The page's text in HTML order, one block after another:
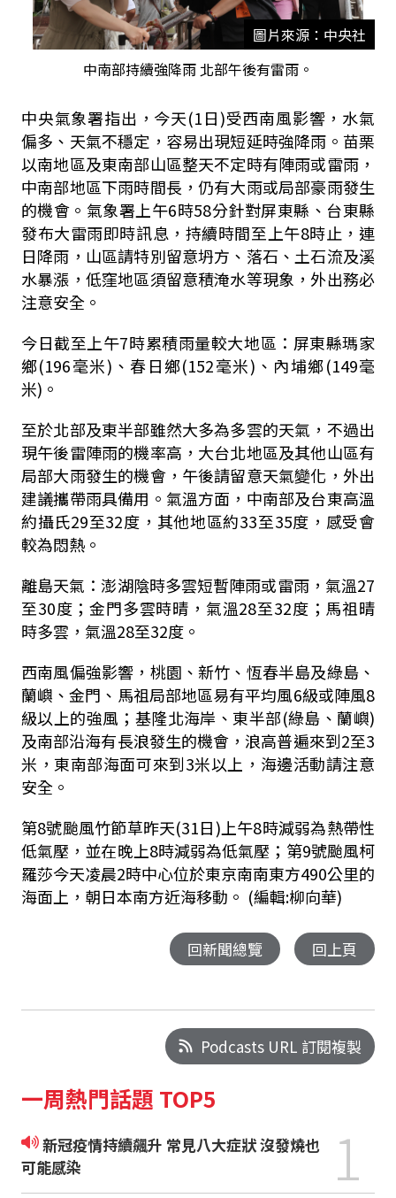
圖片來源：中央社
中南部持續強降雨 北部午後有雷雨。
中央氣象署指出，今天(1日)受西南風影響，水氣
偏多、天氣不穩定，容易出現短延時強降雨。苗栗
以南地區及東南部山區整天不定時有陣雨或雷雨，
中南部地區下雨時間長，仍有大雨或局部豪雨發生
的機會。氣象署上午6時58分針對屏東縣、台東縣
發布大雷雨即時訊息，持續時間至上午8時止， 連
日降雨，山區請特別留意坍方、落石、土石流及溪
水暴漲，低窪地區須留意積淹水等現象，外出務必
注意安全。
今日截至上午7時累積雨量較大地區：屏東縣瑪家
鄉(196毫米)、春日鄉(152毫米)、內埔鄉(149毫
米)。
至於北部及東半部雖然大多為多雲的天氣，不過出
現午後雷陣雨的機率高，大台北地區及其他山區有
局部大雨發生的機會，午後請留意天氣變化，外出
建議攜帶雨具備用。氣溫方面，中南部及台東高溫
約攝氏29至32度，其他地區約33至35度，感受會
較為悶熱。
離島天氣：澎湖陰時多雲短暫陣雨或雷雨，氣溫27
至30度；金門多雲時晴，氣溫28至32度；馬祖晴
時多雲，氣溫28至32度。
西南風偏強影響，桃園、新竹、恆春半島及綠島、
蘭嶼、金門、馬祖局部地區易有平均風6級或陣風8
級以上的強風；基隆北海岸、東半部(綠島、蘭嶼)
及南部沿海有長浪發生的機會，浪高普遍來到2至3
米，東南部海面可來到3米以上，海邊活動請注意
安全。
第8號颱風竹節草昨天(31日)上午8時減弱為熱帶性
低氣壓，並在晚上8時減弱為低氣壓；第9號颱風柯
羅莎今天凌晨2時中心位於東京南南東方490公里的
海面上，朝日本南方近海移動。 (編輯:柳向華)
回新聞總覽 回上頁
Podcasts URL 訂閱複製
一周熱門話題 TOP5
新冠疫情持續飆升 常見八大症狀 沒發燒也
可能感染
1